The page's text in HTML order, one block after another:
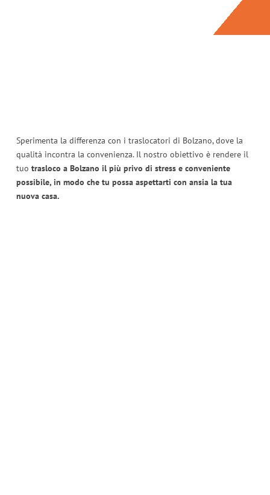
Sperimenta la differenza con i traslocatori di Bolzano, dove la
qualità incontra la convenienza. Il nostro obiettivo è rendere il
tuo trasloco a Bolzano il più privo di stress e conveniente
possibile, in modo che tu possa aspettarti con ansia la tua
nuova casa.